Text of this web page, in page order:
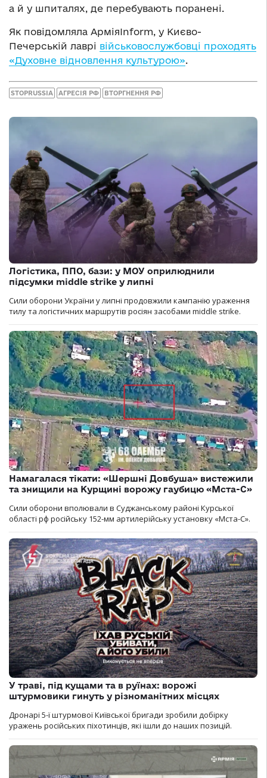
а й у шпиталях, де перебувають поранені.
Як повідомляла АрміяInform, у Києво-
Печерській лаврі військовослужбовці проходять
«Духовне відновлення культурою».
STOPRUSSIA АГРЕСІЯ РФ ВТОРГНЕННЯ РФ
Логістика, ППО, бази: у МОУ оприлюднили
підсумки middle strike у липні
Сили оборони України у липні продовжили кампанію ураження
тилу та логістичних маршрутів росіян засобами middle strike.
Намагалася тікати: «Шершні Довбуша» вистежили
та знищили на Курщині ворожу гаубицю «Мста-С»
Сили оборони вполювали в Суджанському районі Курської
області рф російську 152-мм артилерійську установку «Мста-С».
У траві, під кущами та в руїнах: ворожі
штурмовики гинуть у різноманітних місцях
Дронарі 5-ї штурмової Київської бригади зробили добірку
уражень російських піхотинців, які ішли до наших позицій.